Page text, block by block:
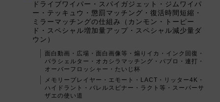
ドライブワイパー・スパイガジェット・ジムワイパ
ー・テッキュウ・懲罰マッチング・復活時間短縮・
ミラーマッチングの仕組み（カンモン・トーピー
ド・スペシャル増加量アップ・スペシャル減少量ダ
ウン）
面白動画・広場・面白画像等・煽りイカ・インク回復・
パラシェルター・オカシラマッチング・パブロ・連打・
オーバーフロッシャー・たいじ杯
メモリープレイヤー・エモート・LACT・リッター4K・
ハイドラント・バレルスピナー・ラクト等・スーパーサ
ザエの使い道